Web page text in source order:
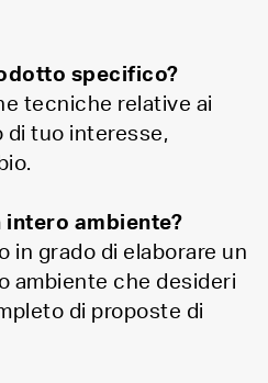
specifico?
tecniche relative ai
di tuo interesse,
intero ambiente?
in grado di elaborare un
ambiente che desideri
di proposte di